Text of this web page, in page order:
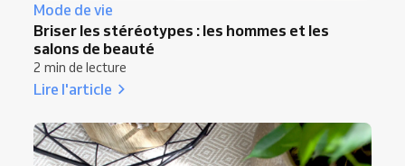
Mode de vie
Briser les stéréotypes : les hommes et les
salons de beauté
2 min de lecture
Lire l'article